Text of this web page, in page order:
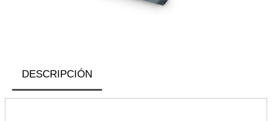
DESCRIPCIÓN